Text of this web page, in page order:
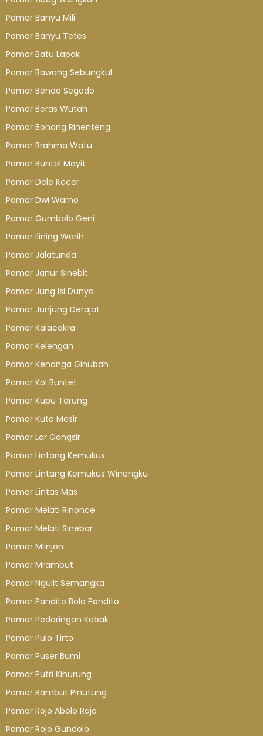
Pamor Banyu Mili
Pamor Banyu Tetes
Pamor Batu Lapak
Pamor Bawang Sebungkul
Pamor Bendo Segodo
Pamor Beras Wutah
Pamor Bonang Rinenteng
Pamor Brahma Watu
Pamor Buntel Mayit
Pamor Dele Kecer
Pamor Dwi Warno
Pamor Gumbolo Geni
Pamor Ilining Warih
Pamor Jalatunda
Pamor Janur Sinebit
Pamor Jung Isi Dunya
Pamor Junjung Derajat
Pamor Kalacakra
Pamor Kelengan
Pamor Kenanga Ginubah
Pamor Kol Buntet
Pamor Kupu Tarung
Pamor Kuto Mesir
Pamor Lar Gangsir
Pamor Lintang Kemukus
Pamor Lintang Kemukus Winengku
Pamor Lintas Mas
Pamor Melati Rinonce
Pamor Melati Sinebar
Pamor Mlinjon
Pamor Mrambut
Pamor Ngulit Semangka
Pamor Pandito Bolo Pandito
Pamor Pedaringan Kebak
Pamor Pulo Tirto
Pamor Puser Bumi
Pamor Putri Kinurung
Pamor Rambut Pinutung
Pamor Rojo Abolo Rojo
Pamor Rojo Gundolo